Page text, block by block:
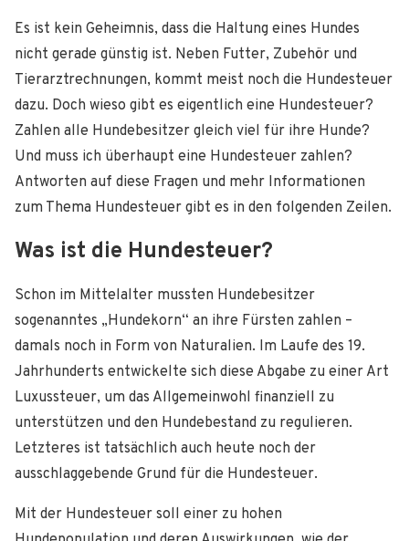
Es ist kein Geheimnis, dass die Haltung eines Hundes
nicht gerade günstig ist. Neben Futter, Zubehör und
Tierarztrechnungen, kommt meist noch die Hundesteuer
dazu. Doch wieso gibt es eigentlich eine Hundesteuer?
Zahlen alle Hundebesitzer gleich viel für ihre Hunde?
Und muss ich überhaupt eine Hundesteuer zahlen?
Antworten auf diese Fragen und mehr Informationen
zum Thema Hundesteuer gibt es in den folgenden Zeilen.
Was ist die Hundesteuer?
Schon im Mittelalter mussten Hundebesitzer
sogenanntes „Hundekorn“ an ihre Fürsten zahlen –
damals noch in Form von Naturalien. Im Laufe des 19.
Jahrhunderts entwickelte sich diese Abgabe zu einer Art
Luxussteuer, um das Allgemeinwohl finanziell zu
unterstützen und den Hundebestand zu regulieren.
Letzteres ist tatsächlich auch heute noch der
ausschlaggebende Grund für die Hundesteuer.
Mit der Hundesteuer soll einer zu hohen